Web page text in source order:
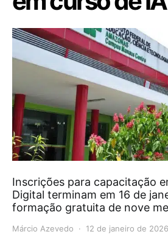
Inscrições para capacitação
Digital terminam em 16 de
formação gratuita de nove
Márcio Azevedo 12 de janeiro de 2026